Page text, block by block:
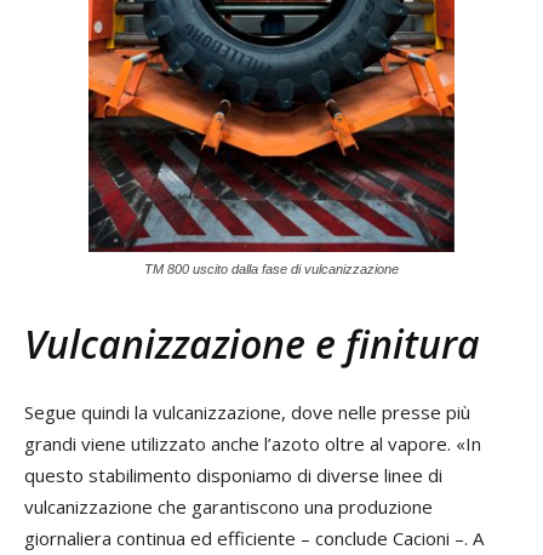
TM 800 uscito dalla fase di vulcanizzazione
Vulcanizzazione e finitura
Segue quindi la vulcanizzazione, dove nelle presse più
grandi viene utilizzato anche l’azoto oltre al vapore. «In
questo stabilimento disponiamo di diverse linee di
vulcanizzazione che garantiscono una produzione
giornaliera continua ed efficiente – conclude Cacioni –. A